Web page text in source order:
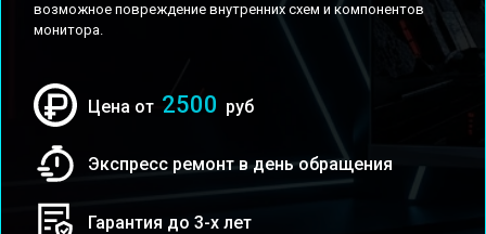
возможное повреждение внутренних схем и компонентов
монитора.
Цена от 2500 руб
Экспресс ремонт в день обращения
Гарантия до 3-х лет